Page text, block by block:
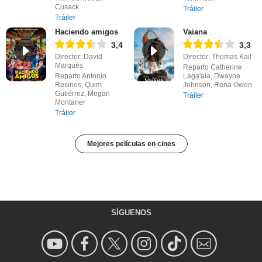
Cusack
Tráiler
Tráiler
Haciendo amigos
3,4
Director: David
Marqués
Reparto Antonio
Resines, Quim
Gutiérrez, Megan
Montaner
Tráiler
Vaiana
3,3
Director: Thomas Kail
Reparto Catherine
Laga'aia, Dwayne
Johnson, Rena Owen
Tráiler
Mejores películas en cines
SÍGUENOS